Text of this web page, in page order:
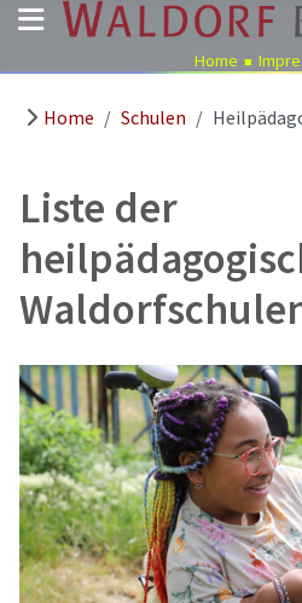
Pädagogik
uns
Schulen
Ausbildung
Stellen
Aktuelles
Termine
Home
Home Schulen
Liste der